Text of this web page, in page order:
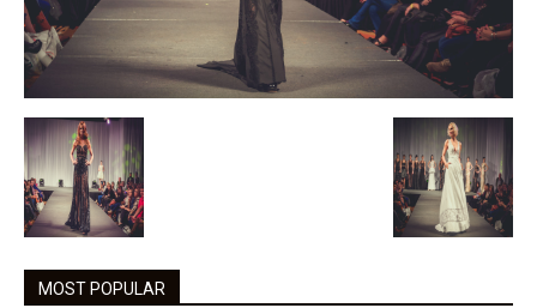
MOST POPULAR